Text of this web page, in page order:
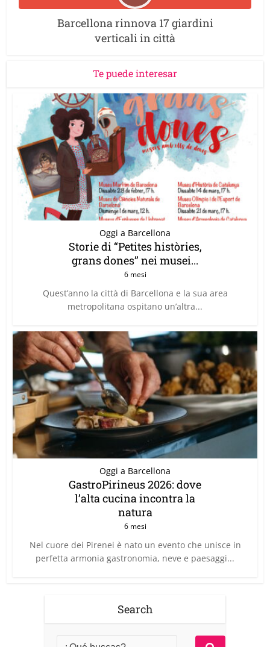
Barcellona rinnova 17 giardini
verticali in città
Te puede interesar
Oggi a Barcellona
Storie di “Petites històries,
grans dones” nei musei...
6 mesi
Quest’anno la città di Barcellona e la sua area
metropolitana ospitano un’altra...
Oggi a Barcellona
GastroPirineus 2026: dove
l’alta cucina incontra la
natura
6 mesi
Nel cuore dei Pirenei è nato un evento che unisce in
perfetta armonia gastronomia, neve e paesaggi...
Search